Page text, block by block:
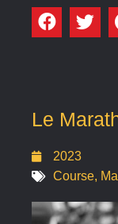
Le
2023
Course,